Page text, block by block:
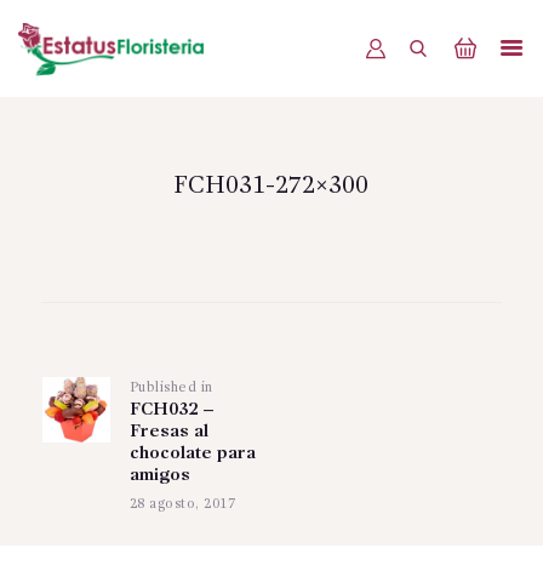
PRODUCTOS
FCH031-272×300
entradasPublished in
post:
FCH032 –
Fresas al
chocolate para
amigos
28 agosto, 2017